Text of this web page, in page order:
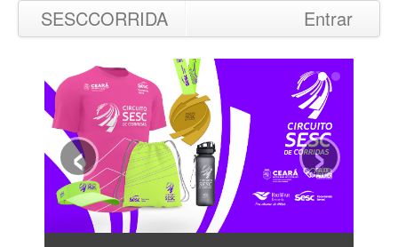
SESCCORRIDA Entrar
‹ ›